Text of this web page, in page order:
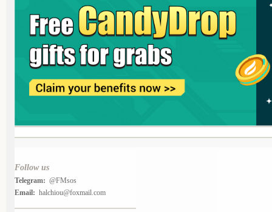
Follow us
Telegram: @FMsos
Email: halchiou@foxmail.com